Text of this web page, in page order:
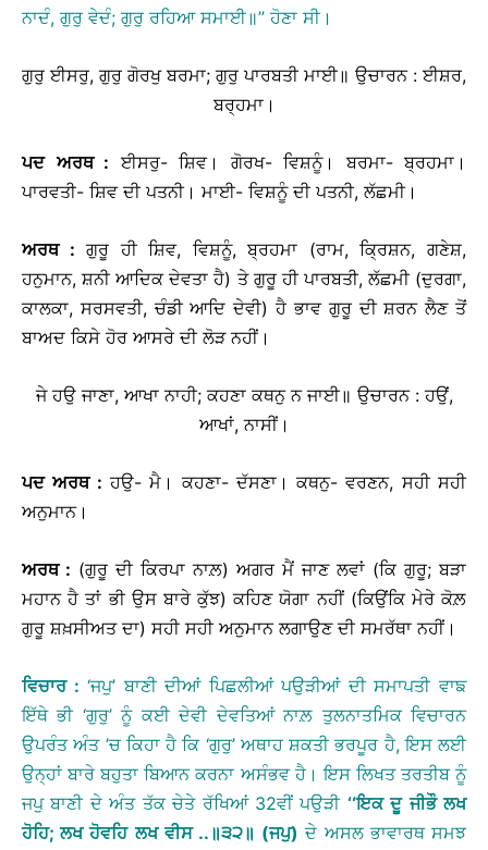
ਨਾਦੰ, ਗੁਰੁ ਵੇਦੰ; ਗੁਰੁ ਰਹਿਆ ਸਮਾਈ॥’’ ਹੋਣਾ ਸੀ।
ਗੁਰੁ ਈਸਰੁ, ਗੁਰੁ ਗੋਰਖੁ ਬਰਮਾ; ਗੁਰੁ ਪਾਰਬਤੀ ਮਾਈ॥ ਉਚਾਰਨ : ਈਸ਼ਰ,
ਬਰ੍ਹਮਾ।
ਪਦ ਅਰਥ: ਈਸਰੁ- ਸ਼ਿਵ। ਗੋਰਖ- ਵਿਸ਼ਨੂੰ। ਬਰਮਾ- ਬ੍ਰਹਮਾ।
ਪਾਰਵਤੀ- ਸ਼ਿਵ ਦੀ ਪਤਨੀ। ਮਾਈ- ਵਿਸ਼ਨੂੰ ਦੀ ਪਤਨੀ, ਲੱਛਮੀ।
ਅਰਥ: ਗੁਰੂ ਹੀ ਸ਼ਿਵ, ਵਿਸ਼ਨੂੰ, ਬ੍ਰਹਮਾ (ਰਾਮ, ਕ੍ਰਿਸ਼ਨ, ਗਣੇਸ਼,
ਹਨੁਮਾਨ, ਸ਼ਨੀ ਆਦਿਕ ਦੇਵਤਾ ਹੈ) ਤੇ ਗੁਰੂ ਹੀ ਪਾਰਬਤੀ, ਲੱਛਮੀ (ਦੁਰਗਾ,
ਕਾਲਕਾ, ਸਰਸਵਤੀ, ਚੰਡੀ ਆਦਿ ਦੇਵੀ) ਹੈ ਭਾਵ ਗੁਰੂ ਦੀ ਸ਼ਰਨ ਲੈਣ ਤੋਂ
ਬਾਅਦ ਕਿਸੇ ਹੋਰ ਆਸਰੇ ਦੀ ਲੋੜ ਨਹੀਂ।
ਜੇ ਹਉ ਜਾਣਾ, ਆਖਾ ਨਾਹੀ; ਕਹਣਾ ਕਥਨੁ ਨ ਜਾਈ॥ ਉਚਾਰਨ : ਹਉਂ,
ਆਖਾਂ, ਨਾਸੀਂ।
ਪਦ ਅਰਥ: ਹਉ- ਮੈ। ਕਹਣਾ- ਦੱਸਣਾ। ਕਥਨੁ- ਵਰਣਨ, ਸਹੀ ਸਹੀ
ਅਨੁਮਾਨ।
ਅਰਥ: (ਗੁਰੂ ਦੀ ਕਿਰਪਾ ਨਾਲ਼) ਅਗਰ ਮੈਂ ਜਾਣ ਲਵਾਂ (ਕਿ ਗੁਰੂ; ਬੜਾ
ਮਹਾਨ ਹੈ ਤਾਂ ਭੀ ਉਸ ਬਾਰੇ ਕੁੱਝ) ਕਹਿਣ ਯੋਗਾ ਨਹੀਂ (ਕਿਉਂਕਿ ਮੇਰੇ ਕੋਲ਼
ਗੁਰੂ ਸ਼ਖ਼ਸੀਅਤ ਦਾ) ਸਹੀ ਸਹੀ ਅਨੁਮਾਨ ਲਗਾਉਣ ਦੀ ਸਮਰੱਥਾ ਨਹੀਂ।
ਵਿਚਾਰ: ‘ਜਪੁ’ ਬਾਣੀ ਦੀਆਂ ਪਿਛਲੀਆਂ ਪਉੜੀਆਂ ਦੀ ਸਮਾਪਤੀ ਵਾਙ
ਇੱਥੇ ਭੀ ‘ਗੁਰੁ’ ਨੂੰ ਕਈ ਦੇਵੀ ਦੇਵਤਿਆਂ ਨਾਲ਼ ਤੁਲਨਾਤਮਿਕ ਵਿਚਾਰਨ
ਉਪਰੰਤ ਅੰਤ ’ਚ ਕਿਹਾ ਹੈ ਕਿ ‘ਗੁਰੁ’ ਅਥਾਹ ਸ਼ਕਤੀ ਭਰਪੂਰ ਹੈ, ਇਸ ਲਈ
ਉਨ੍ਹਾਂ ਬਾਰੇ ਬਹੁਤਾ ਬਿਆਨ ਕਰਨਾ ਅਸੰਭਵ ਹੈ। ਇਸ ਲਿਖਤ ਤਰਤੀਬ ਨੂੰ
ਜਪੁ ਬਾਣੀ ਦੇ ਅੰਤ ਤੱਕ ਚੇਤੇ ਰੱਖਿਆਂ 32ਵੀਂ ਪਉੜੀ ‘‘ਇਕ ਦੂ ਜੀਭੌ ਲਖ
ਹੋਹਿ;ਲਖ ਹੋਵਹਿ ਲਖ ਵੀਸ.. ॥੩੨॥ (ਜਪੁ) ਦੇ ਅਸਲ ਭਾਵਾਰਥ ਸਮਝ